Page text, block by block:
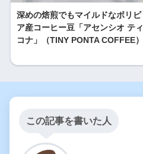
深めの焙煎でもマイルドなボリビ
ア産コーヒー豆「アセンシオ ティ
コナ」（TINY PONTA COFFEE）
この記事を書いた人